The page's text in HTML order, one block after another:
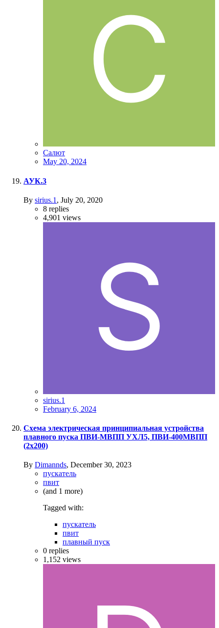
Салют
May 20, 2024
АУК.3
By sirius.1 , July 20, 2020
8 replies
4,901 views
sirius.1
February 6, 2024
Схема электрическая принципиальная устройства
плавного пуска ПВИ-МВПП УХЛ5, ПВИ-400МВПП
(2х200)
By Dimannds, December 30, 2023
пускатель
пвит
(and 1 more)
Tagged with:
пускатель
пвит
плавный пуск
0 replies
1,152 views